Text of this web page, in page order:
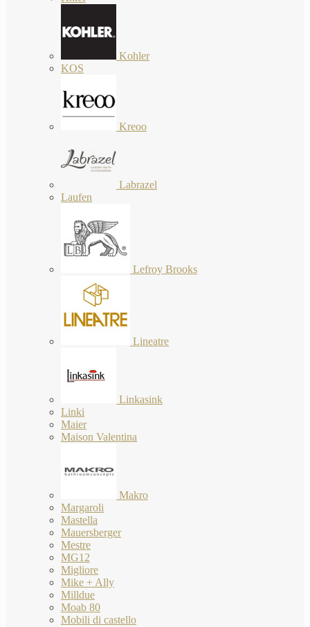
Kohler
KOS
Kreoo
Labrazel
Laufen
Lefroy Brooks
Lineatre
Linkasink
Linki
Maier
Maison Valentina
Makro
Margaroli
Mastella
Mauersberger
Mestre
MG12
Migliore
Mike + Ally
Milldue
Moab 80
Mobili di castello